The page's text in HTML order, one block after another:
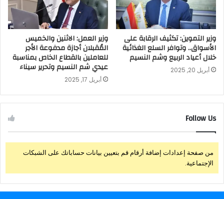
وزير التموين: تكثيف الرقابة على
الأسواق.. وتوافر السلع الغذائية
خلال أعياد الربيع وشم النسيم
أبريل 20, 2025
وزير العمل: الاثنين والخميس
المُقبلان أجازة مدفوعة الأجر
للعاملين بالقطاع الخاص بمناسبة
عيدي شم النسيم وتحرير سيناء
أبريل 17, 2025
Follow Us
من صفحة إعدادات إضافة أرقام قم بتعيين بيانات حساباتك على الشبكات
الإجتماعية.